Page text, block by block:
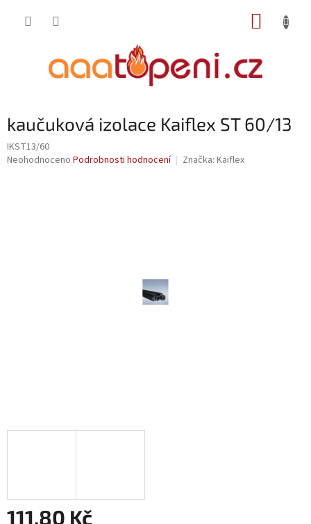
kaučuková izolace Kaiflex ST 60/13
IKST13/60
Průměrné
Neohodnoceno Podrobnosti hodnocení Značka: Kaiflex
111,80 Kč